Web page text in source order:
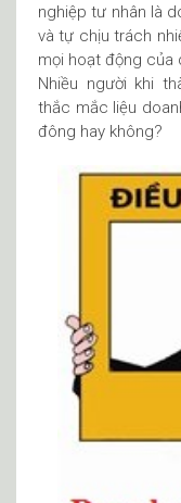
nghiệp tư nhân là
và tự chịu trách
mọi hoạt động của
Nhiều người khi
thắc mắc liệu
đông hay không?